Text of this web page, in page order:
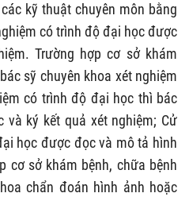
kỹ thuật chuyên môn bằng
có trình độ đại học được
Trường hợp cơ sở khám
sỹ chuyên khoa xét nghiệm
có trình độ đại học thì bác
và ký kết quả xét nghiệm; Cử
học được đọc và mô tả hình
cơ sở khám bệnh, chữa bệnh
chẩn đoán hình ảnh hoặc